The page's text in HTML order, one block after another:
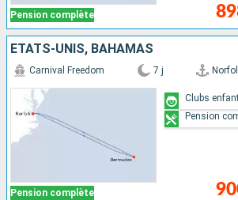
Pension complète
ÉTATS-UNIS, BAHAMAS
Pension complète
Carnival Freedom 7 j
Clubs
Pension